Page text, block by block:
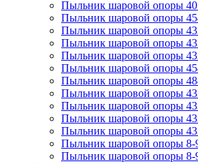
Пыльник шаровой опоры
Пыльник шаровой опоры
Пыльник шаровой опоры
Пыльник шаровой опоры
Пыльник шаровой опоры
Пыльник шаровой опоры
Пыльник шаровой опоры
Пыльник шаровой опоры
Пыльник шаровой опоры
Пыльник шаровой опоры
Пыльник шаровой опоры
Пыльник шаровой опоры 8-
Пыльник шаровой опоры 8-